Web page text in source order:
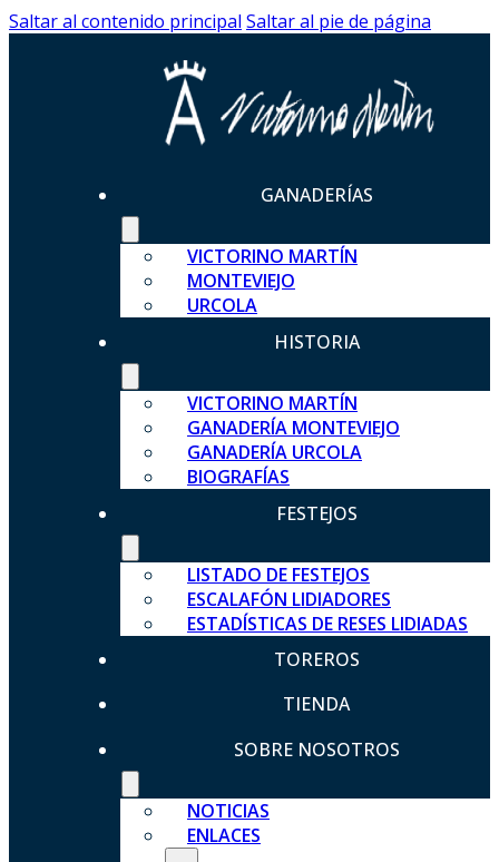
Saltar al contenido principal Saltar al pie de página
GANADERÍAS
VICTORINO MARTÍN
MONTEVIEJO
URCOLA
HISTORIA
VICTORINO MARTÍN
GANADERÍA MONTEVIEJO
GANADERÍA URCOLA
BIOGRAFÍAS
FESTEJOS
LISTADO DE FESTEJOS
ESCALAFÓN LIDIADORES
ESTADÍSTICAS DE RESES LIDIADAS
TOREROS
TIENDA
SOBRE NOSOTROS
NOTICIAS
ENLACES